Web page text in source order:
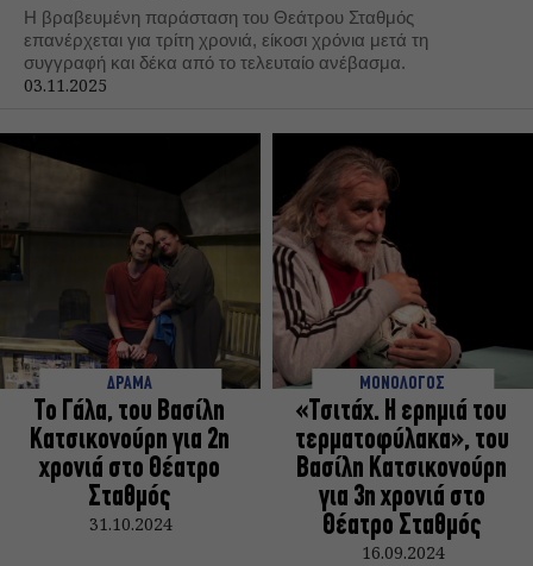
Η βραβευμένη παράσταση του Θεάτρου Σταθμός
επανέρχεται για τρίτη χρονιά, είκοσι χρόνια μετά τη
συγγραφή και δέκα από το τελευταίο ανέβασμα.
03.11.2025
ΔΡΑΜΑ
Το Γάλα, του Βασίλη
Κατσικονούρη για 2η
χρονιά στο Θέατρο
Σταθμός
31.10.2024
ΜΟΝΟΛΟΓΟΣ
«Τσιτάχ. Η ερημιά του
τερματοφύλακα», του
Βασίλη Κατσικονούρη
για 3η χρονιά στο
Θέατρο Σταθμός
16.09.2024